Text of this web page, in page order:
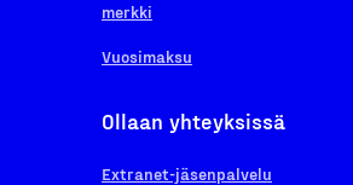
merkki
Vuosimaksu
Ollaan yhteyksissä
Extranet-jäsenpalvelu